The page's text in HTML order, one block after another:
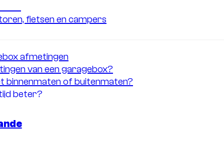
fietsen en campers
van BOX Garage
van garagebox afmetingen
afmetingen
van een garagebox?
binnenmaten of buitenmaten?
beter?
een garagebox?
doeleinden gebruiken?